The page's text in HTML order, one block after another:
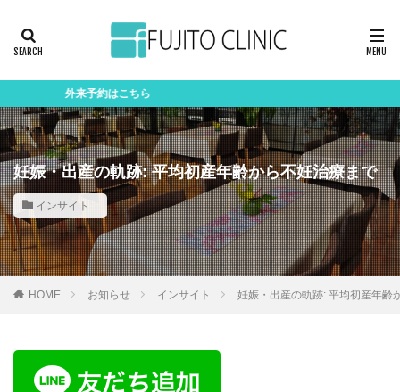
外来予約はこちら
妊娠・出産の軌跡: 平均初産年齢から不妊治療まで
インサイト
HOME お知らせ インサイト 妊娠・出産の軌跡: 平均初産年齢